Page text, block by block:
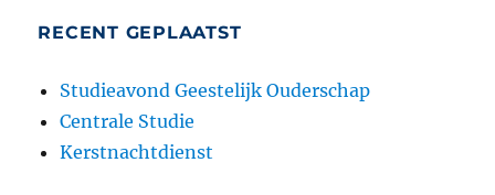
RECENT GEPLAATST
Studieavond Geestelijk Ouderschap
Centrale Studie
Kerstnachtdienst